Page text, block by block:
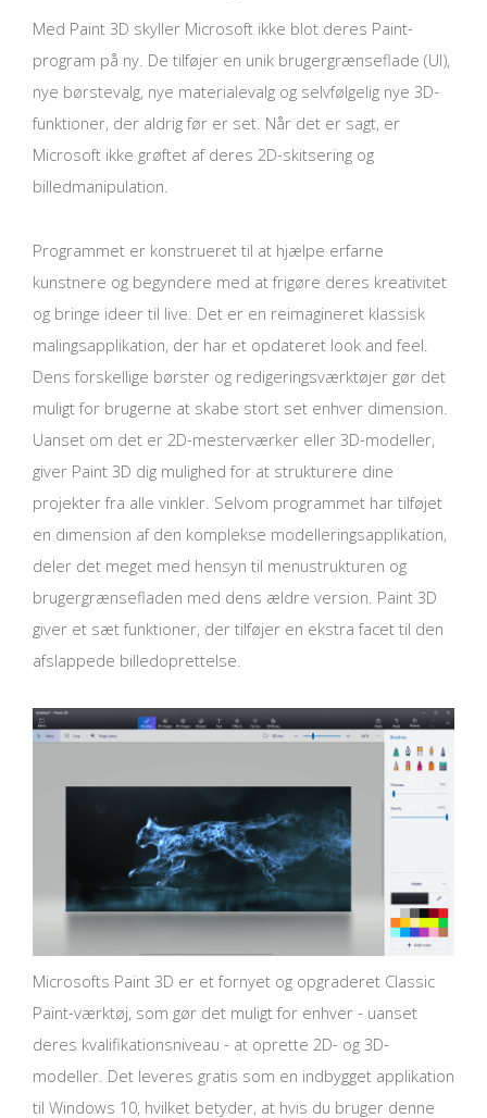
Med Paint 3D skyller Microsoft ikke blot deres Paint-
program på ny. De tilføjer en unik brugergrænseflade (UI),
nye børstevalg, nye materialevalg og selvfølgelig nye 3D-
funktioner, der aldrig før er set. Når det er sagt, er
Microsoft ikke grøftet af deres 2D-skitsering og
billedmanipulation.
Programmet er konstrueret til at hjælpe erfarne
kunstnere og begyndere med at frigøre deres kreativitet
og bringe ideer til live. Det er en reimagineret klassisk
malingsapplikation, der har et opdateret look and feel.
Dens forskellige børster og redigeringsværktøjer gør det
muligt for brugerne at skabe stort set enhver dimension.
Uanset om det er 2D-mesterværker eller 3D-modeller,
giver Paint 3D dig mulighed for at strukturere dine
projekter fra alle vinkler. Selvom programmet har tilføjet
en dimension af den komplekse modelleringsapplikation,
deler det meget med hensyn til menustrukturen og
brugergrænsefladen med dens ældre version. Paint 3D
giver et sæt funktioner, der tilføjer en ekstra facet til den
afslappede billedoprettelse.
Microsofts Paint 3D er et fornyet og opgraderet Classic
Paint-værktøj, som gør det muligt for enhver - uanset
deres kvalifikationsniveau - at oprette 2D- og 3D-
modeller. Det leveres gratis som en indbygget applikation
til Windows 10, hvilket betyder, at hvis du bruger denne